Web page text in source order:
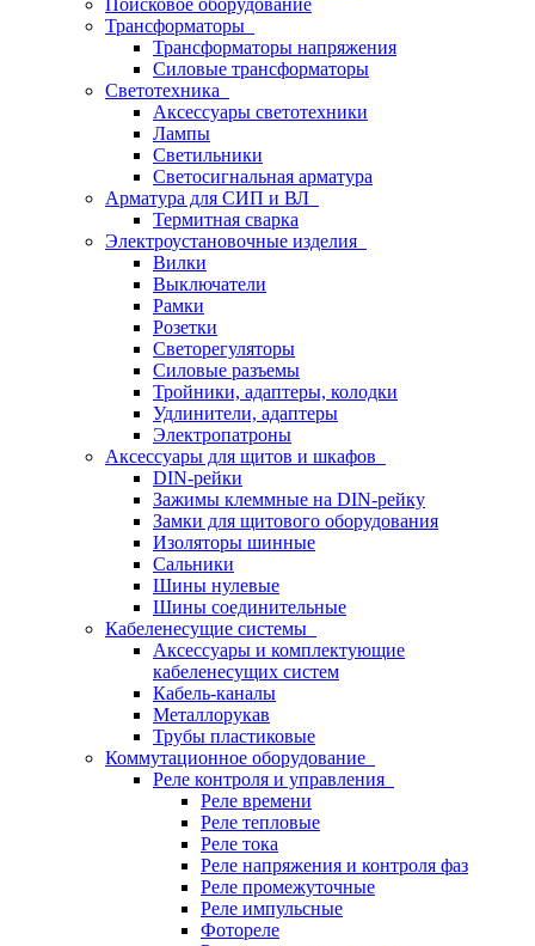
Поисковое оборудование
Трансформаторы
Трансформаторы напряжения
Силовые трансформаторы
Светотехника
Аксессуары светотехники
Лампы
Светильники
Светосигнальная арматура
Арматура для СИП и ВЛ
Термитная сварка
Электроустановочные изделия
Вилки
Выключатели
Рамки
Розетки
Светорегуляторы
Силовые разъемы
Тройники, адаптеры, колодки
Удлинители, адаптеры
Электропатроны
Аксессуары для щитов и шкафов
DIN-рейки
Зажимы клеммные на DIN-рейку
Замки для щитового оборудования
Изоляторы шинные
Сальники
Шины нулевые
Шины соединительные
Кабеленесущие системы
Аксессуары и комплектующие
кабеленесущих систем
Кабель-каналы
Металлорукав
Трубы пластиковые
Коммутационное оборудование
Реле контроля и управления
Реле времени
Реле тепловые
Реле тока
Реле напряжения и контроля фаз
Реле промежуточные
Реле импульсные
Фотореле